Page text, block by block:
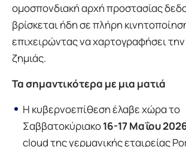
ομοσπονδιακή αρχή προστασίας
βρίσκεται ήδη σε πλήρη
επιχειρώντας να χαρτογραφήσει
ζημιάς.
Τα σημαντικότερα με μια ματιά
Η κυβερνοεπίθεση έλαβε χώρα το
Σαββατοκύριακο16-17 Μαΐου
cloud της γερμανικής εταιρείας